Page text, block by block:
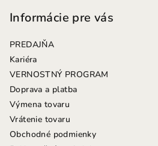
Informácie pre vás
PREDAJŇA
Kariéra
VERNOSTNÝ PROGRAM
Doprava a platba
Výmena tovaru
Vrátenie tovaru
Obchodné podmienky